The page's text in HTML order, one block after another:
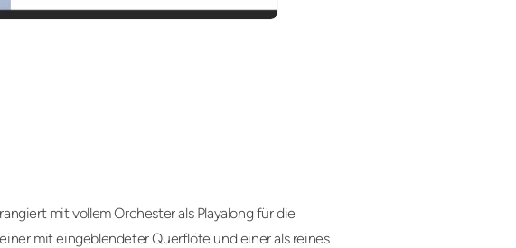
mit vollem Orchester als Playalong für die
mit eingeblendeter Querflöte und einer als reines